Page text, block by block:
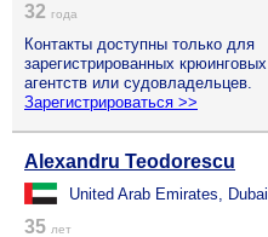
32 года
Контакты доступны только для
зарегистрированных крюинговых
агентств или судовладельцев.
Зарегистрироваться >>
Alexandru Teodorescu
United Arab Emirates, Dubai
35 лет